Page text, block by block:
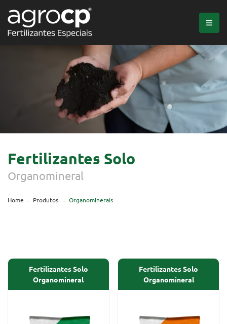
Fertilizantes Solo
Organomineral
Home Produtos Organominerais
Fertilizantes Solo
Organomineral
Fertilizantes Solo
Organomineral